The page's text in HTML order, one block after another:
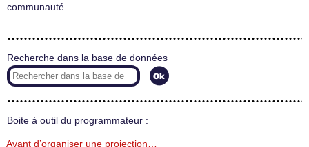
communauté.
Recherche dans la base de données
Boite à outil du programmateur :
Avant d’organiser une projection…